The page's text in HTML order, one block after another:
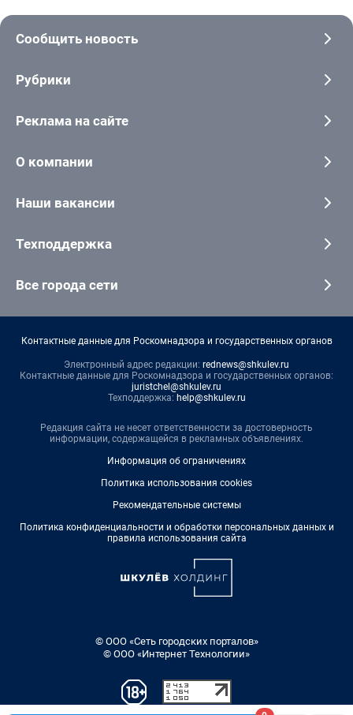
Сообщить новость
Рубрики
Реклама на сайте
О компании
Наши вакансии
Техподдержка
Все города сети
Контактные данные для Роскомнадзора и государственных органов
Электронный адрес редакции: rednews@shkulev.ru
Контактные данные для Роскомнадзора и государственных органов:
juristchel@shkulev.ru
Техподдержка: help@shkulev.ru
Редакция сайта не несет ответственности за достоверность
информации, содержащейся в рекламных объявлениях.
Информация об ограничениях
Политика использования cookies
Рекомендательные системы
Политика конфиденциальности и обработки персональных данных и
правила использования сайта
© ООО «Сеть городских порталов»
© ООО «Интернет Технологии»